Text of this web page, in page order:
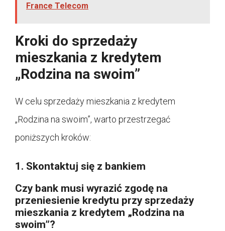
France Telecom
Kroki do sprzedaży
mieszkania z kredytem
„Rodzina na swoim”
W celu sprzedaży mieszkania z kredytem
„Rodzina na swoim”, warto przestrzegać
poniższych kroków:
1. Skontaktuj się z bankiem
Czy bank musi wyrazić zgodę na
przeniesienie kredytu przy sprzedaży
mieszkania z kredytem „Rodzina na
swoim”?